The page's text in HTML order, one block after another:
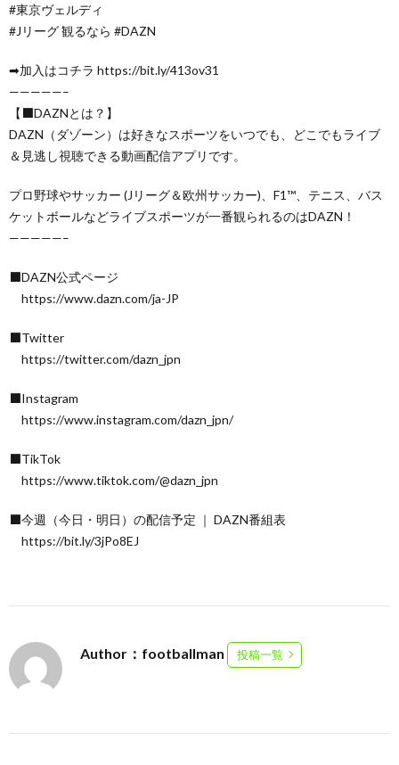
#東京ヴェルディ
#Jリーグ 観るなら #DAZN
➡加入はコチラ https://bit.ly/413ov31
—————–
【⬛DAZNとは？】
DAZN（ダゾーン）は好きなスポーツをいつでも、どこでもライブ
＆見逃し視聴できる動画配信アプリです。
プロ野球やサッカー (Jリーグ＆欧州サッカー)、F1™️、テニス、バス
ケットボールなどライブスポーツが一番観られるのはDAZN！
—————–
⬛DAZN公式ページ
https://www.dazn.com/ja-JP
⬛Twitter
https://twitter.com/dazn_jpn
⬛Instagram
https://www.instagram.com/dazn_jpn/
⬛TikTok
https://www.tiktok.com/@dazn_jpn
⬛今週（今日・明日）の配信予定 ｜ DAZN番組表
https://bit.ly/3jPo8EJ
Author：footballman 投稿一覧